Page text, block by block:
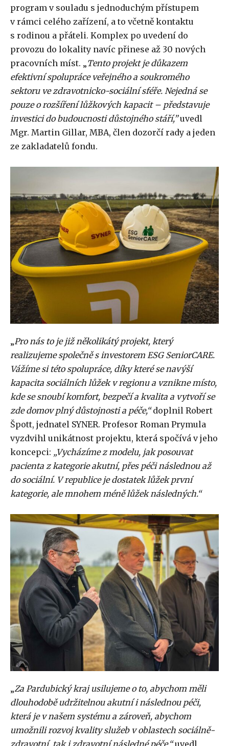
program v souladu s jednoduchým přístupem
v rámci celého zařízení, a to včetně kontaktu
s rodinou a přáteli. Komplex po uvedení do
provozu do lokality navíc přinese až 30 nových
pracovních míst. „Tento projekt je důkazem
efektivní spolupráce veřejného a soukromého
sektoru ve zdravotnicko-sociální sféře. Nejedná se
pouze o rozšíření lůžkových kapacit – představuje
investici do budoucnosti důstojného stáří,”uvedl
Mgr. Martin Gillar, MBA, člen dozorčí rady a jeden
ze zakladatelů fondu.
„Pro nás to je již několikátý projekt, který
realizujeme společně s investorem ESG SeniorCARE.
Vážíme si této spolupráce, díky které se navýší
kapacita sociálních lůžek v regionu a vznikne místo,
kde se snoubí komfort, bezpečí a kvalita a vytvoří se
zde domov plný důstojnosti a péče,“doplnil Robert
Špott, jednatel SYNER. Profesor Roman Prymula
vyzdvihl unikátnost projektu, která spočívá v jeho
koncepci: „Vycházíme z modelu, jak posouvat
pacienta z kategorie akutní, přes péči následnou až
do sociální. V republice je dostatek lůžek první
kategorie, ale mnohem méně lůžek následných.“
„Za Pardubický kraj usilujeme o to, abychom měli
dlouhodobě udržitelnou akutní i následnou péči,
která je v našem systému a zároveň, abychom
umožnili rozvoj kvality služeb v oblastech sociálně-